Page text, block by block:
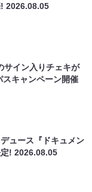
!2026.08.05
サイン入りチェキが
キャンペーン開催
ュース『ドキュメン
定!2026.08.05